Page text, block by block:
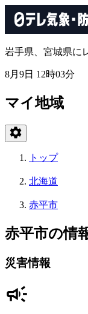
岩手県、宮城県に
8月9日 12時03分
マイ地域
トップ
北海道
赤平市
赤平市の情
災害情報